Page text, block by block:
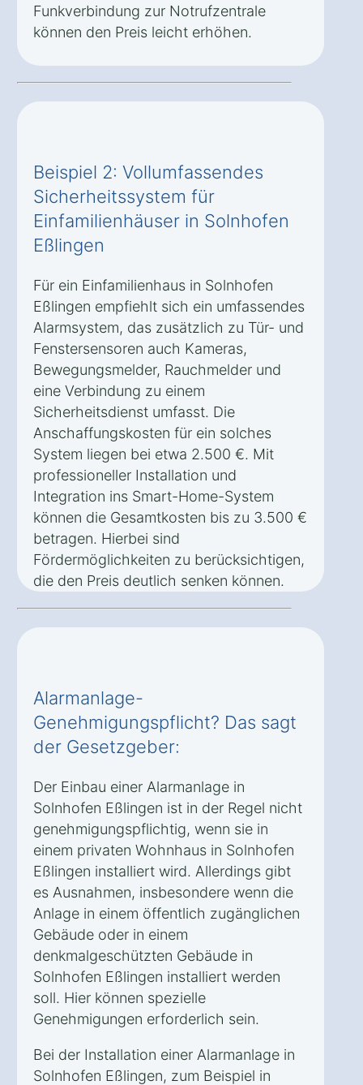
Funkverbindung zur Notrufzentrale
können den Preis leicht erhöhen.
Beispiel 2: Vollumfassendes
Sicherheitssystem für
Einfamilienhäuser in Solnhofen
Eßlingen
Für ein Einfamilienhaus in Solnhofen
Eßlingen empfiehlt sich ein umfassendes
Alarmsystem, das zusätzlich zu Tür- und
Fenstersensoren auch Kameras,
Bewegungsmelder, Rauchmelder und
eine Verbindung zu einem
Sicherheitsdienst umfasst. Die
Anschaffungskosten für ein solches
System liegen bei etwa 2.500 €. Mit
professioneller Installation und
Integration ins Smart-Home-System
können die Gesamtkosten bis zu 3.500 €
betragen. Hierbei sind
Fördermöglichkeiten zu berücksichtigen,
die den Preis deutlich senken können.
Alarmanlage-
Genehmigungspflicht? Das sagt
der Gesetzgeber:
Der Einbau einer Alarmanlage in
Solnhofen Eßlingen ist in der Regel nicht
genehmigungspflichtig, wenn sie in
einem privaten Wohnhaus in Solnhofen
Eßlingen installiert wird. Allerdings gibt
es Ausnahmen, insbesondere wenn die
Anlage in einem öffentlich zugänglichen
Gebäude oder in einem
denkmalgeschützten Gebäude in
Solnhofen Eßlingen installiert werden
soll. Hier können spezielle
Genehmigungen erforderlich sein.
Bei der Installation einer Alarmanlage in
Solnhofen Eßlingen, zum Beispiel in